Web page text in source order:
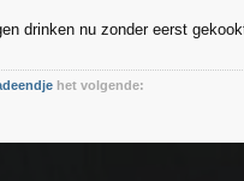
drinken nu zonder eerst
het volgende: